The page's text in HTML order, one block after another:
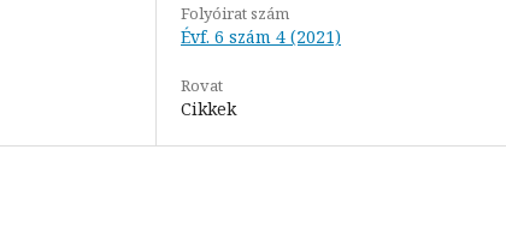
Folyóirat szám
Évf. 6 szám 4 (2021)
Rovat
Cikkek